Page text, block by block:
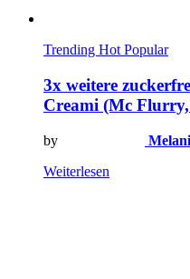
Trending HotPopular
3x weitere
Creami (Mc
by
Weiterlesen